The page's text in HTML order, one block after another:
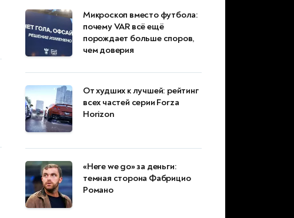
Микроскоп вместо футбола:
почему VAR всё ещё
порождает больше споров,
чем доверия
От худших к лучшей: рейтинг
всех частей серии Forza
Horizon
«Here we go» за деньги:
темная сторона Фабрицио
Романо